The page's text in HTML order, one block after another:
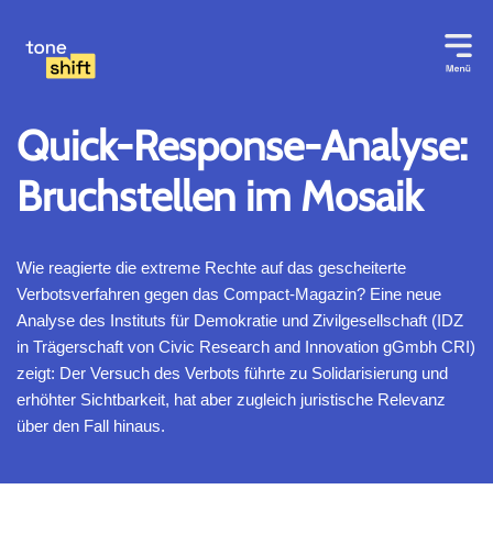
Zum
Inhalt
Quick-Response-Analyse:
Bruchstellen im Mosaik
Wie reagierte die extreme Rechte auf das gescheiterte
Verbotsverfahren gegen das Compact-Magazin? Eine neue
Analyse des Instituts für Demokratie und Zivilgesellschaft (IDZ
in Trägerschaft von Civic Research and Innovation gGmbh CRI)
zeigt: Der Versuch des Verbots führte zu Solidarisierung und
erhöhter Sichtbarkeit, hat aber zugleich juristische Relevanz
über den Fall hinaus.